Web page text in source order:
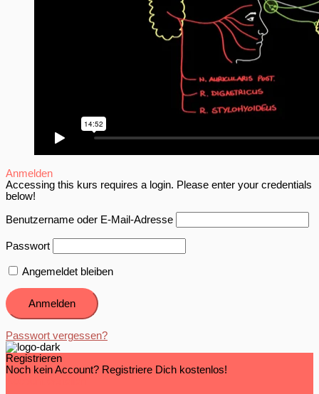
Anmelden
Accessing this kurs requires a login. Please enter your credentials
below!
Benutzername oder E-Mail-Adresse
Passwort
Angemeldet bleiben
Passwort vergessen?
Registrieren
Noch kein Account? Registriere Dich kostenlos!